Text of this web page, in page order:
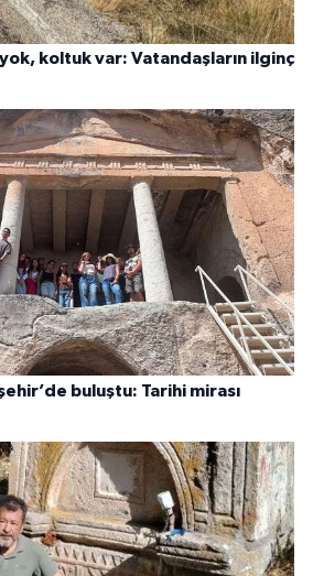
koltuk var: Vatandaşların ilginç
buluştu: Tarihi mirası